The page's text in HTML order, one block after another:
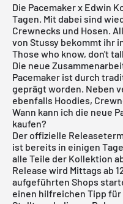
Die Pacemaker x Edwin
Tagen. Mit dabei sind
Crewnecks und Hosen.
von Stussy bekommt ihr
Those who know, don't
Die neue
Pacemaker ist durch
geprägt worden. Neben
ebenfalls Hoodies,
Wann kann ich die neue
kaufen?
Der offizielle
ist bereits in einigen
alle Teile der Kollektion
Release wird Mittags ab
aufgeführten Shops
einen hilfreichen Tipp für